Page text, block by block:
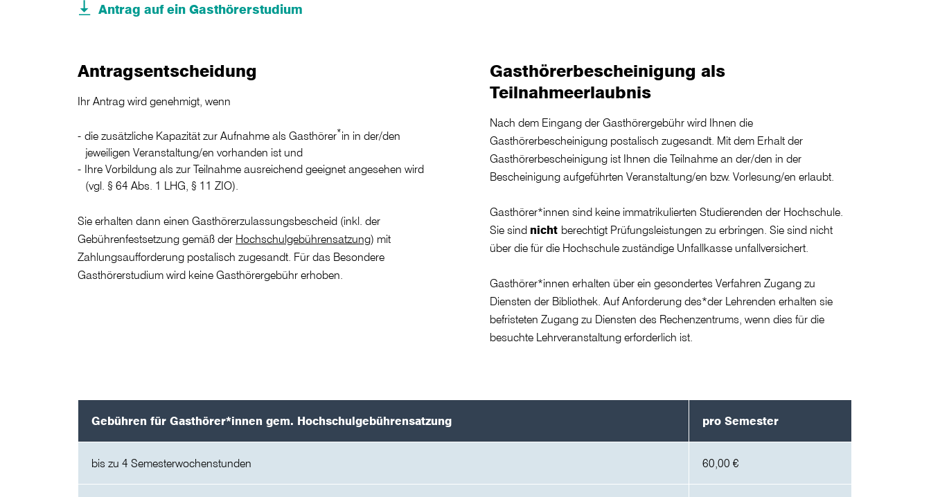
Antrag auf ein Gasthörerstudium
Antragsentscheidung
Ihr Antrag wird genehmigt, wenn
die zusätzliche Kapazität zur Aufnahme als Gasthörer*in in der/den
jeweiligen Veranstaltung/en vorhanden ist und
Ihre Vorbildung als zur Teilnahme ausreichend geeignet angesehen wird
(vgl. § 64 Abs. 1 LHG, § 11 ZIO).
Sie erhalten dann einen Gasthörerzulassungsbescheid (inkl. der
Gebührenfestsetzung gemäß der Hochschulgebührensatzung) mit
Zahlungsaufforderung postalisch zugesandt. Für das Besondere
Gasthörerstudium wird keine Gasthörergebühr erhoben.
Gasthörerbescheinigung als
Teilnahmeerlaubnis
Nach dem Eingang der Gasthörergebühr wird Ihnen die
Gasthörerbescheinigung postalisch zugesandt. Mit dem Erhalt der
Gasthörerbescheinigung ist Ihnen die Teilnahme an der/den in der
Bescheinigung aufgeführten Veranstaltung/en bzw. Vorlesung/en erlaubt.
Gasthörer*innen sind keine immatrikulierten Studierenden der Hochschule.
Sie sind nicht berechtigt Prüfungsleistungen zu erbringen. Sie sind nicht
über die für die Hochschule zuständige Unfallkasse unfallversichert.
Gasthörer*innen erhalten über ein gesondertes Verfahren Zugang zu
Diensten der Bibliothek. Auf Anforderung des*der Lehrenden erhalten sie
befristeten Zugang zu Diensten des Rechenzentrums, wenn dies für die
besuchte Lehrveranstaltung erforderlich ist.
Gebühren für Gasthörer*innen gem. Hochschulgebührensatzung pro Semester
bis zu 4 Semesterwochenstunden 60,00 €